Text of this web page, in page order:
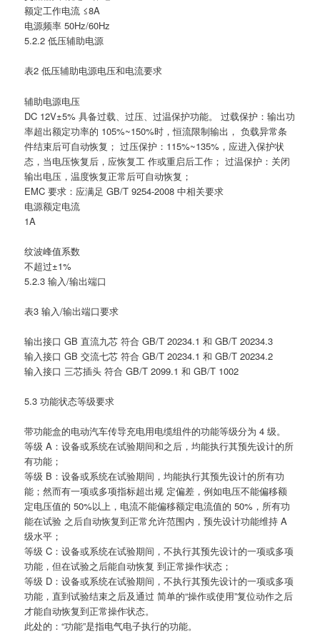
额定工作电流 ≤8A
电源频率 50Hz/60Hz
5.2.2 低压辅助电源
表2 低压辅助电源电压和电流要求
辅助电源电压
DC 12V±5% 具备过载、过压、过温保护功能。 过载保护：输出功
率超出额定功率的 105%~150%时，恒流限制输出， 负载异常条
件结束后可自动恢复； 过压保护：115%~135%，应进入保护状
态，当电压恢复后，应恢复工 作或重启后工作； 过温保护：关闭
输出电压，温度恢复正常后可自动恢复；
EMC 要求：应满足 GB/T 9254-2008 中相关要求
电源额定电流
1A
纹波峰值系数
不超过±1%
5.2.3 输入/输出端口
表3 输入/输出端口要求
输出接口 GB 直流九芯 符合 GB/T 20234.1 和 GB/T 20234.3
输入接口 GB 交流七芯 符合 GB/T 20234.1 和 GB/T 20234.2
输入接口 三芯插头 符合 GB/T 2099.1 和 GB/T 1002
5.3 功能状态等级要求
带功能盒的电动汽车传导充电用电缆组件的功能等级分为 4 级。
等级 A：设备或系统在试验期间和之后，均能执行其预先设计的所
有功能；
等级 B：设备或系统在试验期间，均能执行其预先设计的所有功
能；然而有一项或多项指标超出规 定偏差，例如电压不能偏移额
定电压值的 50%以上，电流不能偏移额定电流值的 50%，所有功
能在试验 之后自动恢复到正常允许范围内，预先设计功能维持 A
级水平；
等级 C：设备或系统在试验期间，不执行其预先设计的一项或多项
功能，但在试验之后能自动恢复 到正常操作状态；
等级 D：设备或系统在试验期间，不执行其预先设计的一项或多项
功能，直到试验结束之后及通过 简单的“操作或使用”复位动作之后
才能自动恢复到正常操作状态。
此处的：“功能”是指电气电子执行的功能。